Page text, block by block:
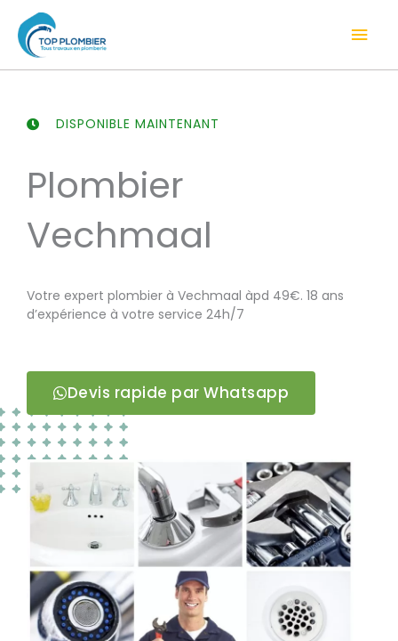
contenu
DISPONIBLE MAINTENANT
Plombier
Vechmaal
Votre expert plombier à Vechmaal àpd 49€. 18 ans
d’expérience à votre service 24h/7
Devis rapide par Whatsapp